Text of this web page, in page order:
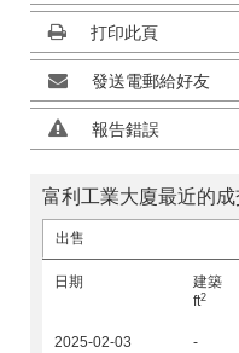
打印此頁
發送電郵給好友
報告錯誤
富利工業大廈最近的
出售
日期
建築
ft2
2025-02-03 -